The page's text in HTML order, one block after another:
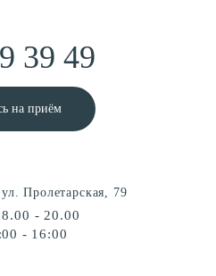
39 49
на приём
Пролетарская, 79
- 20.00
- 16:00